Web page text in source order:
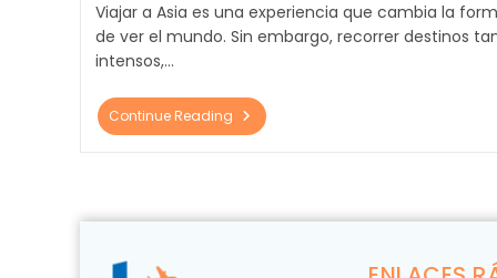
Viajar a Asia es una experiencia que cambia la
de ver el mundo. Sin embargo, recorrer destinos
intensos,…
Continue Reading